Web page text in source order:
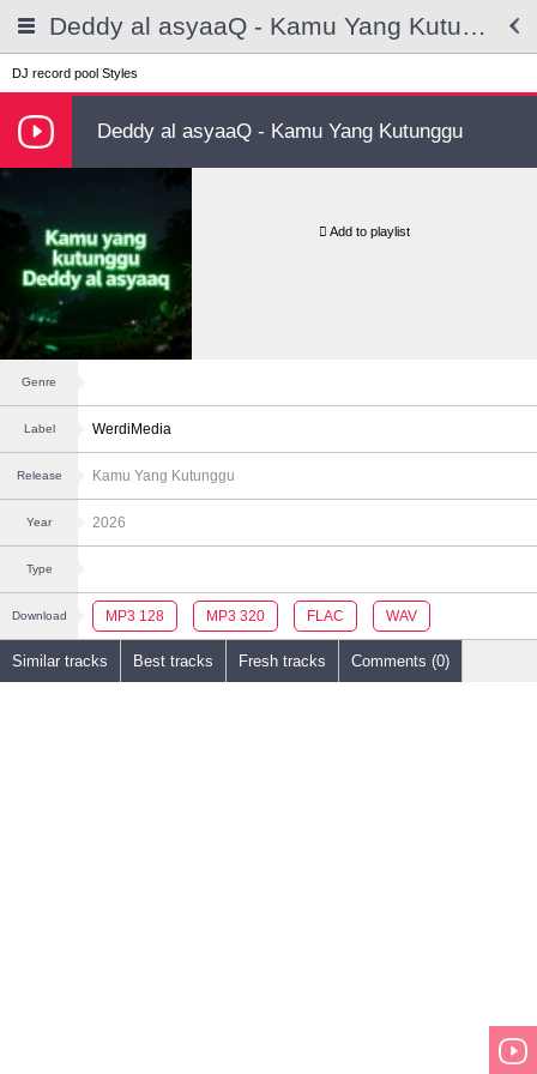
Deddy al asyaaQ - Kamu Yang Kutunggu
DJ record pool Styles
Deddy al asyaaQ - Kamu Yang Kutunggu
Add to playlist
Genre
Label WerdiMedia
Release Kamu Yang Kutunggu
Year 2026
Type
Download MP3 128 MP3 320 FLAC WAV
Similar tracks Best tracks Fresh tracks Comments (0)